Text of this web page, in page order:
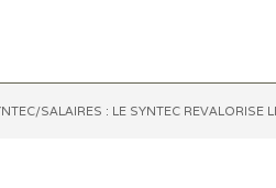
SALAIRES : LE SYNTEC